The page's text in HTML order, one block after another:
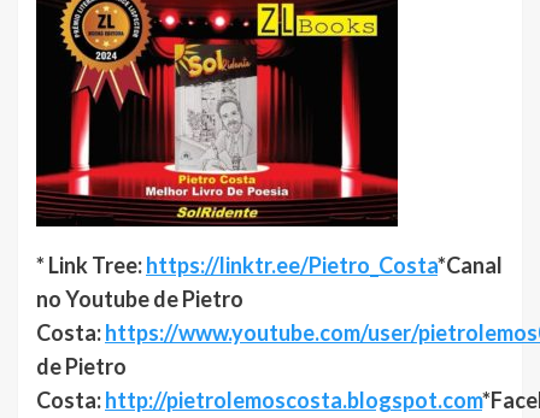
* Link Tree:https://linktr.ee/Pietro_Costa*Canal
no Youtube de Pietro
Costa:https://www.youtube.com/user/
de Pietro
Costa:http://pietrolemoscosta.blogspot.com